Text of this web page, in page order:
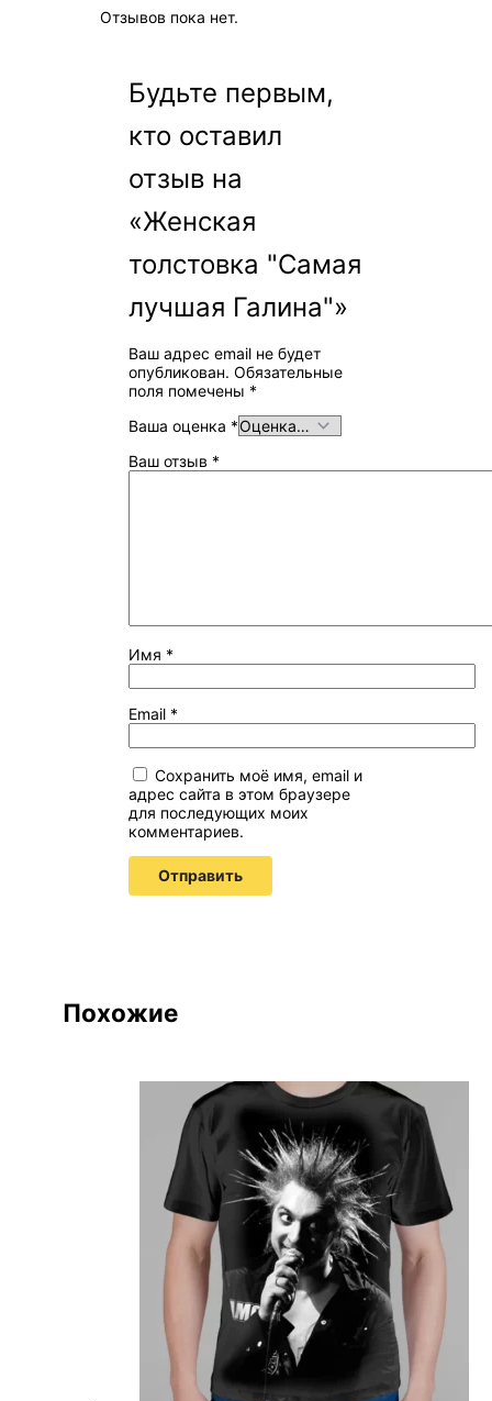
Отзывов пока нет.
Будьте первым,
кто оставил
отзыв на
«Женская
толстовка "Самая
лучшая Галина"»
Ваш адрес email не будет
опубликован. Обязательные
поля помечены *
Ваша оценка *
Ваш отзыв *
Имя *
Email *
Сохранить моё имя, email и
адрес сайта в этом браузере
для последующих моих
комментариев.
Похожие